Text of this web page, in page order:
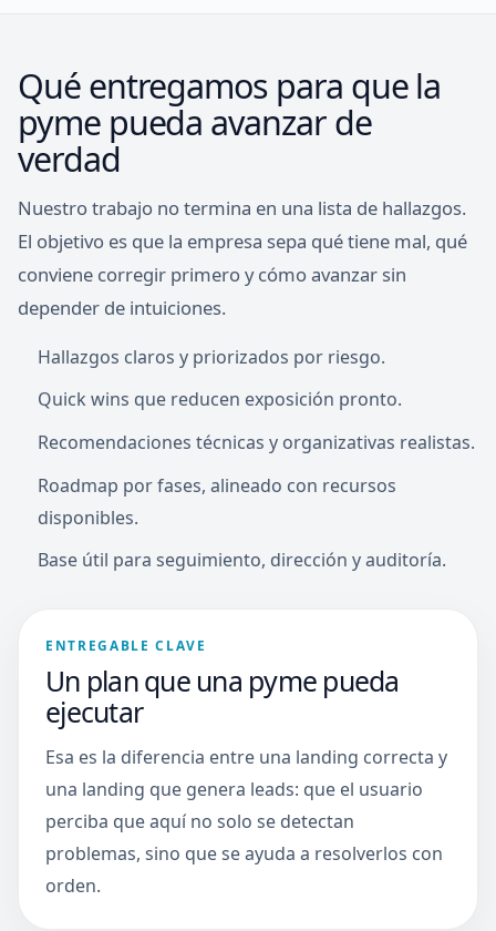
Qué entregamos para que la
pyme pueda avanzar de
verdad
Nuestro trabajo no termina en una lista de hallazgos.
El objetivo es que la empresa sepa qué tiene mal, qué
conviene corregir primero y cómo avanzar sin
depender de intuiciones.
Hallazgos claros y priorizados por riesgo.
Quick wins que reducen exposición pronto.
Recomendaciones técnicas y organizativas realistas.
Roadmap por fases, alineado con recursos
disponibles.
Base útil para seguimiento, dirección y auditoría.
ENTREGABLE CLAVE
Un plan que una pyme pueda
ejecutar
Esa es la diferencia entre una landing correcta y
una landing que genera leads: que el usuario
perciba que aquí no solo se detectan
problemas, sino que se ayuda a resolverlos con
orden.